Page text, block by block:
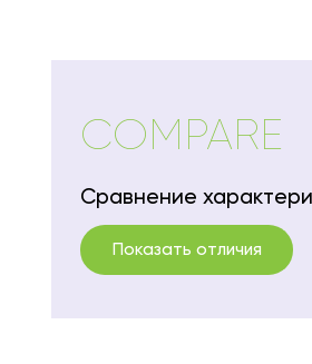
COMPARE
Сравнение
Показать отличия